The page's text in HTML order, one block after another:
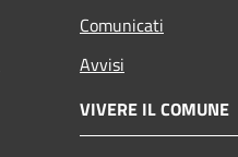
Comunicati
Avvisi
VIVERE IL COMUNE